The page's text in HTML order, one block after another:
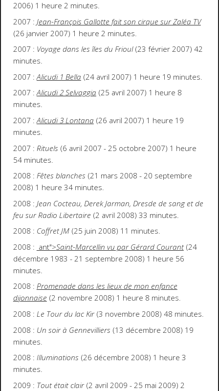
2006) 1 heure 2 minutes.
2007 : Jean-François Gallotte fait son cirque sur Zaléa TV
(26 janvier 2007) 1 heure 2 minutes.
2007 : Voyage dans les îles du Frioul(23 février 2007) 42
minutes.
2007 :Alicudi 1 Bella (24 avril 2007) 1 heure 19 minutes.
2007 :Alicudi 2 Selvaggia (25 avril 2007) 1 heure 8
minutes.
2007 :Alicudi 3 Lontana (26 avril 2007) 1 heure 19
minutes.
2007 : Rituels (6 avril 2007 - 25 octobre 2007) 1 heure
54 minutes.
2008 : Fêtes blanches (21 mars 2008 - 20 septembre
2008) 1 heure 34 minutes.
2008 : Jean Cocteau, Derek Jarman, Dresde de sang et de
feu sur Radio Libertaire (2 avril 2008) 33 minutes.
2008 : Coffret JM(25 juin 2008) 11 minutes.
2008 : ant">Saint-Marcellin vu par Gérard Courant(24
décembre 1983 - 21 septembre 2008) 1 heure 56
minutes.
2008 : Promenade dans les lieux de mon enfance
dijonnaise (2 novembre 2008) 1 heure 8 minutes.
2008 : Le Tour du lac Kir(3 novembre 2008) 48 minutes.
2008 : Un soir à Gennevilliers (13 décembre 2008) 19
minutes.
2008 : Illuminations (26 décembre 2008) 1 heure 3
minutes.
2009 : Tout était clair(2 avril 2009 - 25 mai 2009) 2